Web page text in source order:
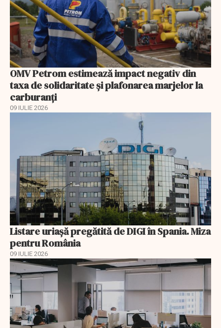
OMV Petrom estimează impact negativ din
taxa de solidaritate și plafonarea marjelor la
carburanți
09 IULIE 2026
Listare uriașă pregătită de DIGI în Spania. Miza
pentru România
09 IULIE 2026